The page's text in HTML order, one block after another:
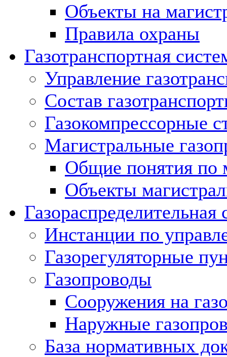
Объекты на
Правила охраны
Газотранспортная
Управление
Состав
Газокомпрессорные
Магистральные
Общие понятия по
Объекты
Газораспределительная
Инстанции по
Газорегуляторные
Газопроводы
Сооружения на
Наружные
База нормативных